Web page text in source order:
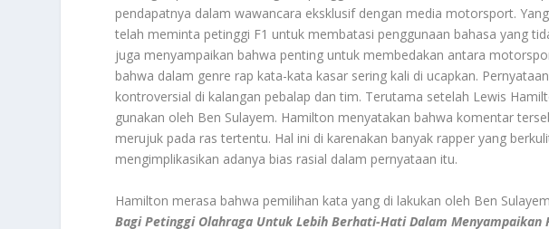
pendapatnya dalam wawancara eksklusif dengan media motorsport.
telah meminta petinggi F1 untuk membatasi penggunaan bahasa yang
juga menyampaikan bahwa penting untuk membedakan antara
bahwa dalam genre rap kata-kata kasar sering kali di ucapkan.
kontroversial di kalangan pebalap dan tim. Terutama setelah Lewis
gunakan oleh Ben Sulayem. Hamilton menyatakan bahwa komentar
merujuk pada ras tertentu. Hal ini di karenakan banyak rapper yang
mengimplikasikan adanya bias rasial dalam pernyataan itu.
Hamilton merasa bahwa pemilihan kata yang di lakukan oleh Ben
Bagi Petinggi Olahraga Untuk Lebih Berhati-Hati Dalam Menyampaikan